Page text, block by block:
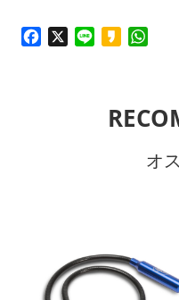
Facebook Line Kakao
オ